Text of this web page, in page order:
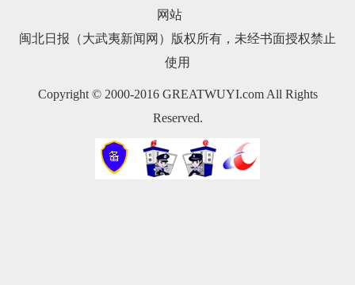
网站
闽北日报（大武夷新闻网）版权所有，未经书面授权禁止
使用
Copyright © 2000-2016 GREATWUYI.com All Rights
Reserved.